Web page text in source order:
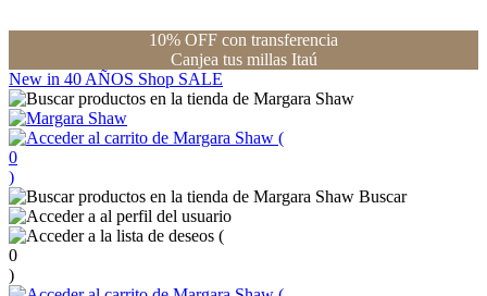
10% OFF con transferencia
Canjea tus millas Itaú
New in 40 AÑOS Shop SALE
(
0
)
Buscar
(
0
)